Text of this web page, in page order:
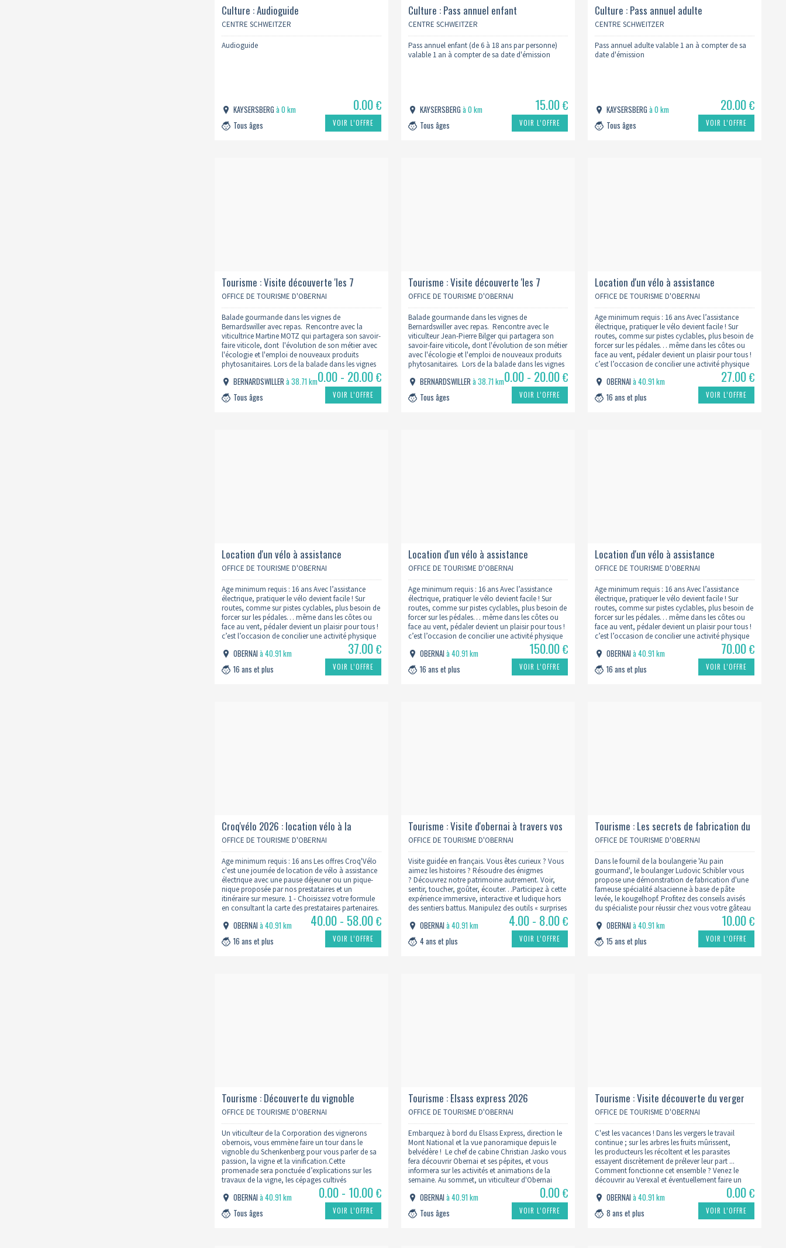
Culture : Audioguide
CENTRE SCHWEITZER
Audioguide
KAYSERSBERGà 0 km
Tous âges
0.00€
VOIR L’OFFRE
Culture : Pass annuel enfant
CENTRE SCHWEITZER
Pass annuel enfant (de 6 à 18 ans par personne)
valable 1 an à compter de sa date d'émission
KAYSERSBERGà 0 km
Tous âges
15.00€
VOIR L’OFFRE
Culture : Pass annuel adulte
CENTRE SCHWEITZER
Pass annuel adulte valable 1 an à compter de sa
date d'émission
KAYSERSBERGà 0 km
Tous âges
20.00€
VOIR L’OFFRE
Tourisme : Visite découverte 'les 7
péchés capiteux des vignerons de
bernardswiller' 2026 cave motz
OFFICE DE TOURISME D'OBERNAI
Balade gourmande dans les vignes de
Bernardswiller avec repas. Rencontre avec la
viticultrice Martine MOTZ qui partagera son savoir-
faire viticole, dont l'évolution de son métier avec
l'écologie et l'emploi de nouveaux produits
phytosanitaires. Lors de la balade dans les vignes
vous pourrez déguster pour l'apéritif un bretzel
avec son 'Bouquet fruité' dans le vignoble. Ensuite
retour…
BERNARDSWILLERà 38.71 km
Tous âges
0.00 - 20.00€
VOIR L’OFFRE
Tourisme : Visite découverte 'les 7
péchés capiteux des vignerons de
bernardswiller' 2026 - cave bilger
OFFICE DE TOURISME D'OBERNAI
Balade gourmande dans les vignes de
Bernardswiller avec repas. Rencontre avec le
viticulteur Jean-Pierre Bilger qui partagera son
savoir-faire viticole, dont l'évolution de son métier
avec l'écologie et l'emploi de nouveaux produits
phytosanitaires. Lors de la balade dans les vignes
vous pourrez déguster des produits du terroir :
pour l'apéro du sylvaner avec une bretzel…
BERNARDSWILLERà 38.71 km
Tous âges
0.00 - 20.00€
VOIR L’OFFRE
Location d'un vélo à assistance
électrique à la 1/2 journée - 3 heures
OFFICE DE TOURISME D'OBERNAI
Age minimum requis : 16 ans Avec l’assistance
électrique, pratiquer le vélo devient facile ! Sur
routes, comme sur pistes cyclables, plus besoin de
forcer sur les pédales… même dans les côtes ou
face au vent, pédaler devient un plaisir pour tous !
c’est l’occasion de concilier une activité physique
agréable à la découverte d’Obernai et de…
OBERNAIà 40.91 km
16 ans et plus
27.00€
VOIR L’OFFRE
Location d'un vélo à assistance
électrique à la journée - 8 heures
OFFICE DE TOURISME D'OBERNAI
Age minimum requis : 16 ans Avec l’assistance
électrique, pratiquer le vélo devient facile ! Sur
routes, comme sur pistes cyclables, plus besoin de
forcer sur les pédales… même dans les côtes ou
face au vent, pédaler devient un plaisir pour tous !
c’est l’occasion de concilier une activité physique
agréable à la découverte d’Obernai et de…
OBERNAIà 40.91 km
16 ans et plus
37.00€
VOIR L’OFFRE
Location d'un vélo à assistance
électrique forfait 5 jours
OFFICE DE TOURISME D'OBERNAI
Age minimum requis : 16 ans Avec l’assistance
électrique, pratiquer le vélo devient facile ! Sur
routes, comme sur pistes cyclables, plus besoin de
forcer sur les pédales… même dans les côtes ou
face au vent, pédaler devient un plaisir pour tous !
c’est l’occasion de concilier une activité physique
agréable à la découverte d’Obernai et de…
OBERNAIà 40.91 km
16 ans et plus
150.00€
VOIR L’OFFRE
Location d'un vélo à assistance
électrique forfait week-end - 2 journées
OFFICE DE TOURISME D'OBERNAI
Age minimum requis : 16 ans Avec l’assistance
électrique, pratiquer le vélo devient facile ! Sur
routes, comme sur pistes cyclables, plus besoin de
forcer sur les pédales… même dans les côtes ou
face au vent, pédaler devient un plaisir pour tous !
c’est l’occasion de concilier une activité physique
agréable à la découverte d’Obernai et de…
OBERNAIà 40.91 km
16 ans et plus
70.00€
VOIR L’OFFRE
Croq'vélo 2026 : location vélo à la
journée + déjeuner
OFFICE DE TOURISME D'OBERNAI
Age minimum requis : 16 ans Les offres Croq'Vélo
c'est une journée de location de vélo à assistance
électrique avec une pause déjeuner ou un pique-
nique proposée par nos prestataires et un
itinéraire sur mesure. 1 - Choisissez votre formule
en consultant la carte des prestataires partenaires.
Attention à vérifier les jours d'ouverture ! 2…
OBERNAIà 40.91 km
16 ans et plus
40.00 - 58.00€
VOIR L’OFFRE
Tourisme : Visite d'obernai à travers vos
5 sens
OFFICE DE TOURISME D'OBERNAI
Visite guidée en français. Vous êtes curieux ? Vous
aimez les histoires ? Résoudre des énigmes
? Découvrez notre patrimoine autrement. Voir,
sentir, toucher, goûter, écouter…Participez à cette
expérience immersive, interactive et ludique hors
des sentiers battus. Manipulez des outils « surprises
» contenus dans un sac à dos. Expressive,
amusante, curieuse, Bénédicte Gonnet, médiatrice
culturelle…
OBERNAIà 40.91 km
4 ans et plus
4.00 - 8.00€
VOIR L’OFFRE
Tourisme : Les secrets de fabrication du
kougelhopf 2026
OFFICE DE TOURISME D'OBERNAI
Dans le fournil de la boulangerie 'Au pain
gourmand', le boulanger Ludovic Schibler vous
propose une démonstration de fabrication d'une
fameuse spécialité alsacienne à base de pâte
levée, le kougelhopf. Profitez des conseils avisés
du spécialiste pour réussir chez vous votre gâteau
kougelhopf. Sur inscription et règlement en
ligne…
OBERNAIà 40.91 km
15 ans et plus
10.00€
VOIR L’OFFRE
Tourisme : Découverte du vignoble
d'obernai 2026
OFFICE DE TOURISME D'OBERNAI
Un viticulteur de la Corporation des vignerons
obernois, vous emmène faire un tour dans le
vignoble du Schenkenberg pour vous parler de sa
passion, la vigne et la vinification.Cette
promenade sera ponctuée d’explications sur les
travaux de la vigne, les cépages cultivés
localement et la production des vins. Plongez au
coeur des vignes et laissez-vous…
OBERNAIà 40.91 km
Tous âges
0.00 - 10.00€
VOIR L’OFFRE
Tourisme : Elsass express 2026
OFFICE DE TOURISME D'OBERNAI
Embarquez à bord du Elsass Express, direction le
Mont National et la vue panoramique depuis le
belvédère ! Le chef de cabine Christian Jasko vous
fera découvrir Obernai et ses pépites, et vous
informera sur les activités et animations de la
semaine. Au sommet, un viticulteur d'Obernai
OBERNAIà 40.91 km
Tous âges
0.00€
VOIR L’OFFRE
Tourisme : Visite découverte du verger
expérimental d'alsace - un verger en été
- 2026
OFFICE DE TOURISME D'OBERNAI
C'est les vacances ! Dans les vergers le travail
continue ; sur les arbres les fruits mûrissent,
les producteurs les récoltent et les parasites
essayent discrètement de prélever leur part ...
Comment fonctionne cet ensemble ? Venez le
découvrir au Verexal et éventuellement faire un
tour à la boutique après la visite, pour vous
approvisionner en fruits de saion.…
OBERNAIà 40.91 km
8 ans et plus
0.00€
VOIR L’OFFRE